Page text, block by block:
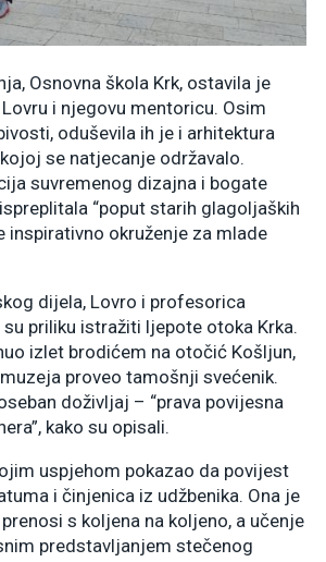
Osnovna škola Krk, ostavila je
i njegovu mentoricu. Osim
oduševila ih je i arhitektura
se natjecanje održavalo.
suvremenog dizajna i bogate
“poput starih glagoljaških
inspirativno okruženje za mlade
dijela, Lovro i profesorica
priliku istražiti ljepote otoka Krka.
izlet brodićem na otočić Košljun,
proveo tamošnji svećenik.
doživljaj – “prava povijesna
kako su opisali.
uspjehom pokazao da povijest
i činjenica iz udžbenika. Ona je
s koljena na koljeno, a učenje
predstavljanjem stečenog